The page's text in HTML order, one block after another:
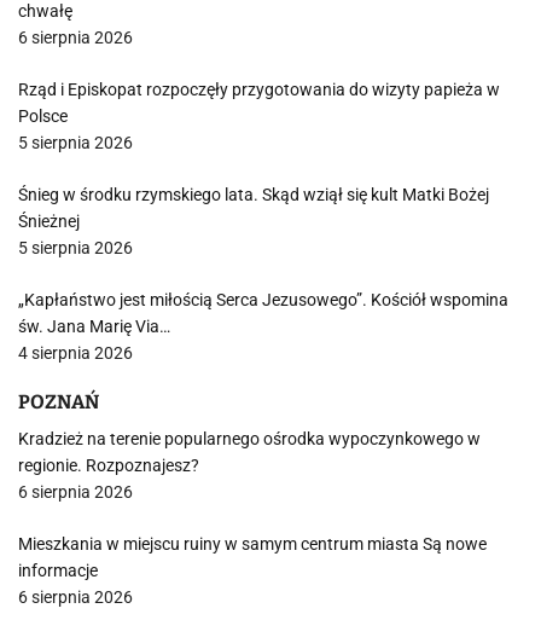
chwałę
6 sierpnia 2026
Rząd i Episkopat rozpoczęły przygotowania do wizyty papieża w
Polsce
5 sierpnia 2026
Śnieg w środku rzymskiego lata. Skąd wziął się kult Matki Bożej
Śnieżnej
5 sierpnia 2026
„Kapłaństwo jest miłością Serca Jezusowego”. Kościół wspomina
św. Jana Marię Via…
4 sierpnia 2026
POZNAŃ
Kradzież na terenie popularnego ośrodka wypoczynkowego w
regionie. Rozpoznajesz?
6 sierpnia 2026
Mieszkania w miejscu ruiny w samym centrum miasta Są nowe
informacje
6 sierpnia 2026